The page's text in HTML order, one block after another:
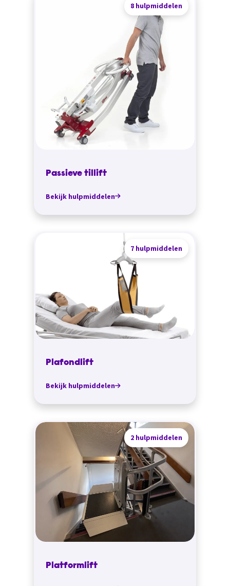
8 hulpmiddelen
Passieve tillift
Bekijk hulpmiddelen
7 hulpmiddelen
Plafondlift
Bekijk hulpmiddelen
2 hulpmiddelen
Platformlift